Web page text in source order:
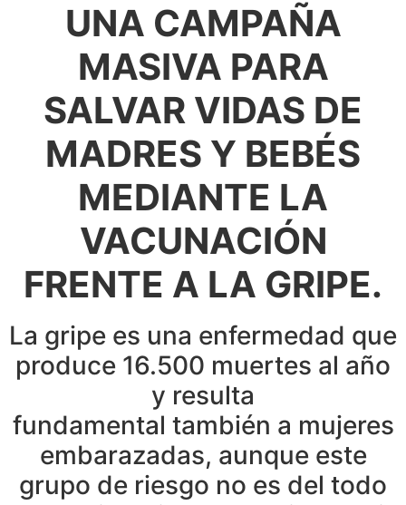
UNA CAMPAÑA
MASIVA PARA
SALVAR VIDAS DE
MADRES Y BEBÉS
MEDIANTE LA
VACUNACIÓN
FRENTE A LA GRIPE.
La gripe es una enfermedad que
produce 16.500 muertes al año
y resulta
fundamental también a mujeres
embarazadas, aunque este
grupo de riesgo no es del todo